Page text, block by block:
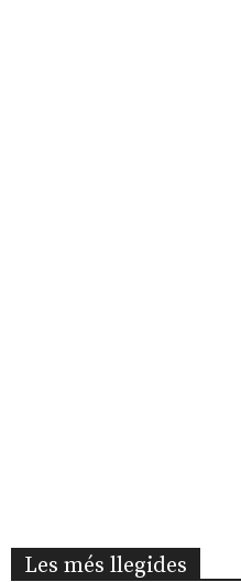
Les més llegides